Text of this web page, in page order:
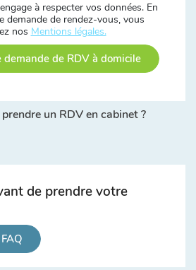
à respecter vos données. En
demande de rendez-vous, vous
nos Mentions légales.
demande de RDV à domicile
un RDV en cabinet ?
de prendre votre